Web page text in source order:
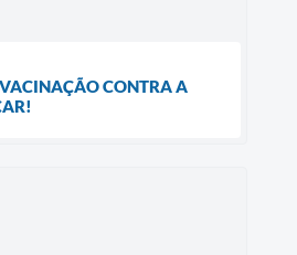
CONTRA A